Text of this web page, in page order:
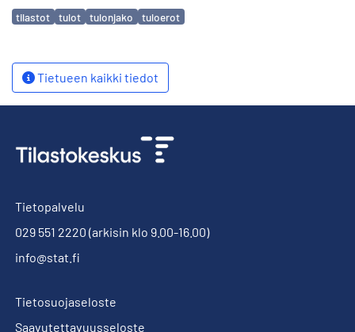
Avainsanat
tilastot tulot tulonjako tuloerot
Tietueen kaikki tiedot
Tietopalvelu
029 551 2220 (arkisin klo 9.00-16.00)
info@stat.fi
Tietosuojaseloste
Saavutettavuusseloste